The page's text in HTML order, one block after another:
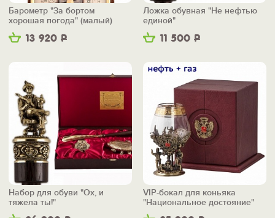
13 920 Р
Барометр "За бортом
хорошая погода" (малый)
11 500 Р
Ложка обувная "Не нефтью
единой"
Набор для обуви "Ох, и
тяжела ты!"
VIP-бокал для коньяка
"Национальное достояние"